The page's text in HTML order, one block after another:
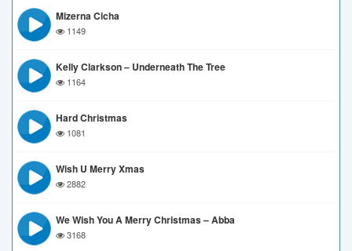
Mizerna Cicha
1149
Kelly Clarkson – Underneath The Tree
1164
Hard Christmas
1081
Wish U Merry Xmas
2882
We Wish You A Merry Christmas – Abba
3168